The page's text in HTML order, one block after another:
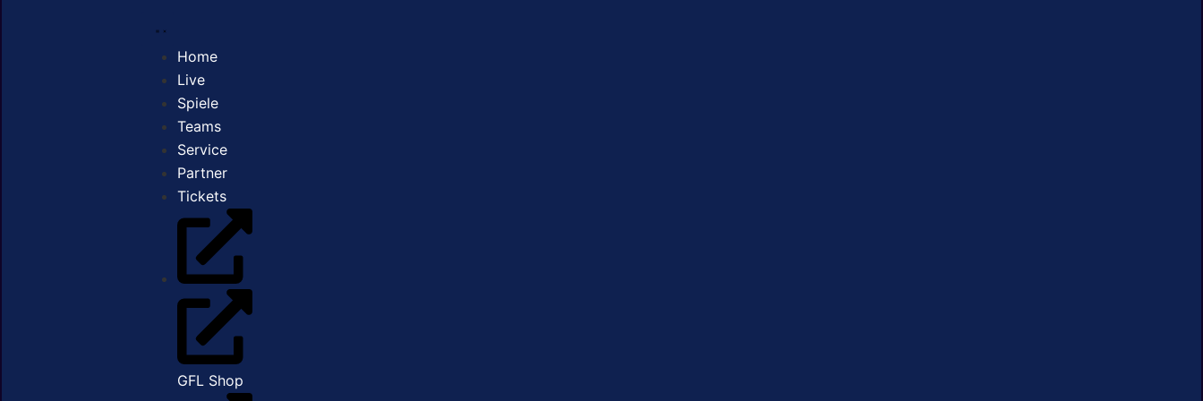
Home
Live
Spiele
Teams
Service
Partner
Tickets
GFL Shop